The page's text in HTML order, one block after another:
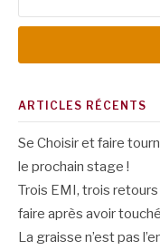
ARTICLES RÉCENTS
Se Choisir et faire
le prochain stage !
Trois EMI, trois retours
faire après avoir
La graisse n’est pas